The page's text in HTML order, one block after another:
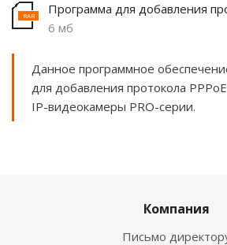
Программа для добавления
6 мб
Данное программное
для добавления протокола
IP-видеокамеры PRO-серии.
Компания
Письмо